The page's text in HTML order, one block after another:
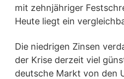
mit zehnjähriger
Heute liegt ein
Die niedrigen Zinsen
der Krise derzeit viel
deutsche Markt von den